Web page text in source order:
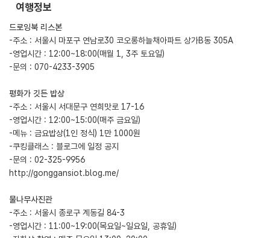
여행정보
드로잉북 리스본
-주소 : 서울시 마포구 연남로30 코오롱하늘채아파트 상가B동 305A
-영업시간 : 12:00~18:00(매월 1, 3주 토요일)
-문의 : 070-4233-3905
평화가 깃든 밥상
-주소 : 서울시 서대문구 연희맛로 17-16
-영업시간 : 12:00~15:00(매주 금요일)
-메뉴 : 금요밥상(1인 정식) 1만 1000원
-쿠킹클래스 : 블로그에 일정 공지
-문의 : 02-325-9956
http://gonggansiot.blog.me/
물나무사진관
-주소 : 서울시 종로구 계동길 84-3
-영업시간 : 11:00~19:00(목요일~일요일, 공휴일)